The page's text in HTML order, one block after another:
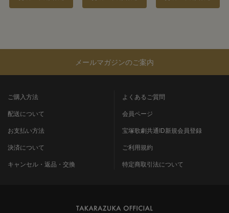
メールマガジンのご案内
ご購入方法
配送について
お支払い方法
決済について
キャンセル・返品・交換
よくあるご質問
会員ページ
宝塚歌劇共通ID新規会員登録
ご利用規約
特定商取引法について